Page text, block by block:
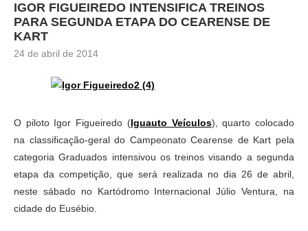
IGOR FIGUEIREDO INTENSIFICA TREINOS
PARA SEGUNDA ETAPA DO CEARENSE DE
KART
24 de abril de 2014
O piloto Igor Figueiredo (Iguauto Veículos), quarto colocado
na classificação-geral do Campeonato Cearense de Kart pela
categoria Graduados intensivou os treinos visando a segunda
etapa da competição, que será realizada no dia 26 de abril,
neste sábado no Kartódromo Internacional Júlio Ventura, na
cidade do Eusébio.